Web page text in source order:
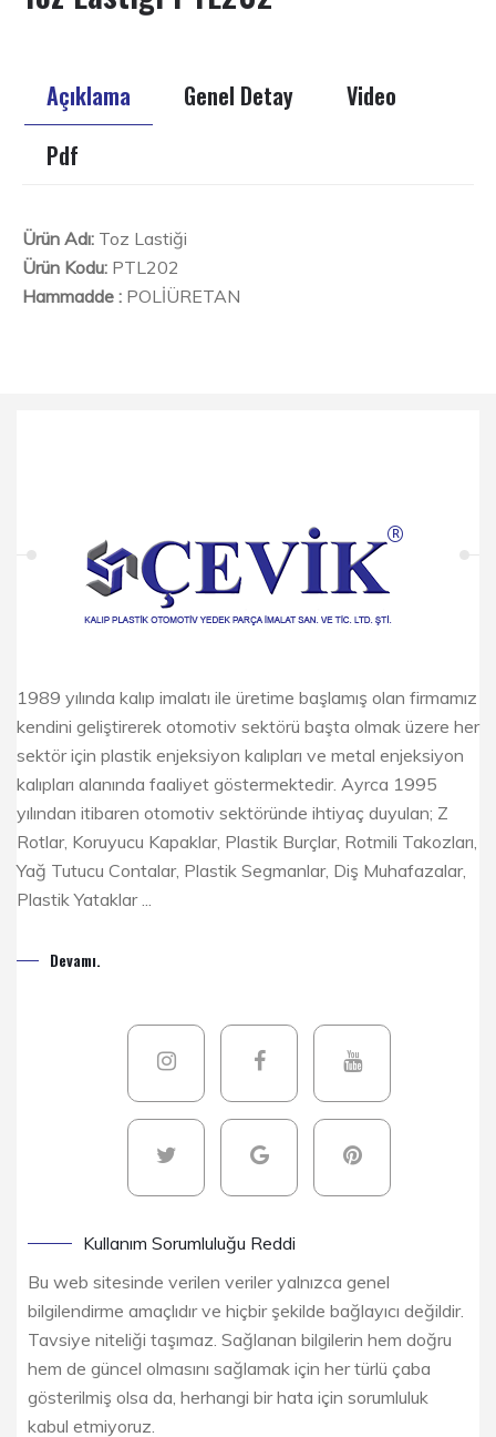
Açıklama Genel Detay
Video
Pdf
Ürün Adı: Toz Lastiği
Ürün Kodu: PTL202
Hammadde : POLİÜRETAN
1989 yılında kalıp imalatı ile üretime başlamış olan firmamız
kendini geliştirerek otomotiv sektörü başta olmak üzere her
sektör için plastik enjeksiyon kalıpları ve metal enjeksiyon
kalıpları alanında faaliyet göstermektedir. Ayrca 1995
yılından itibaren otomotiv sektöründe ihtiyaç duyulan; Z
Rotlar, Koruyucu Kapaklar, Plastik Burçlar, Rotmili Takozları,
Yağ Tutucu Contalar, Plastik Segmanlar, Diş Muhafazalar,
Plastik Yataklar ...
Devamı.
Kullanım Sorumluluğu Reddi
Bu web sitesinde verilen veriler yalnızca genel
bilgilendirme amaçlıdır ve hiçbir şekilde bağlayıcı değildir.
Tavsiye niteliği taşımaz. Sağlanan bilgilerin hem doğru
hem de güncel olmasını sağlamak için her türlü çaba
gösterilmiş olsa da, herhangi bir hata için sorumluluk
kabul etmiyoruz.